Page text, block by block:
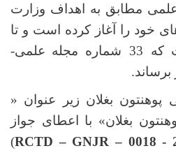
مطابق به اهداف وزارت
خود را آغاز کرده است و تا
مجله
علمی-
بغلان زیر عنوان «
بغلان» با اعطای جواز
RCTD – GNJR – 0018 -
)